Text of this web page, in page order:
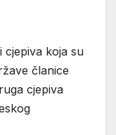
cjepiva koja su
članice
cjepiva